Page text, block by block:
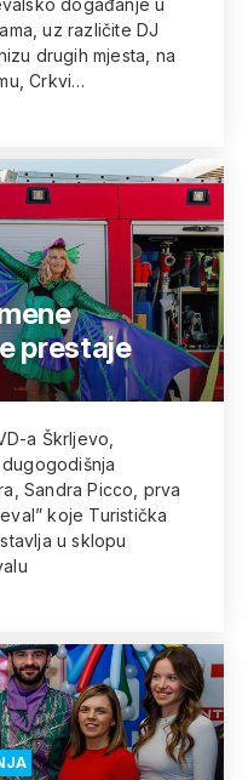
događanje u
uz različite DJ
drugih mjesta, na
Crkvi…
prestaje
a Škrljevo,
Sandra Picco, prva
koje Turistička
u sklopu